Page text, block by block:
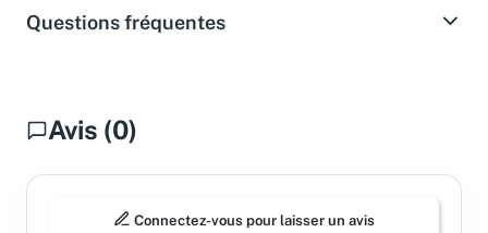
Questions fréquentes
Avis (0)
Connectez-vous pour laisser un avis